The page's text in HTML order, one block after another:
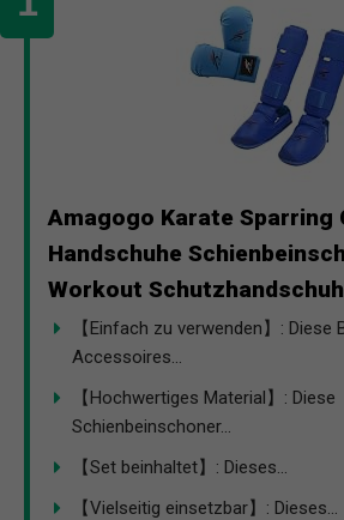
Amagogo Karate Sparring
Handschuhe
Workout
【Einfach zu verwenden】: Diese
Accessoires...
【Hochwertiges Material】: Diese
Schienbeinschoner...
【Set beinhaltet】: Dieses...
【Vielseitig einsetzbar】: Dieses...